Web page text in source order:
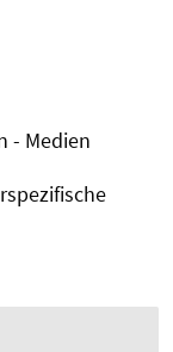
- Medien